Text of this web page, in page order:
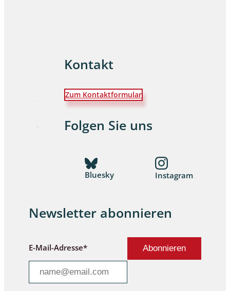
Kontakt
Zum Kontaktformular
Folgen Sie uns
Bluesky Instagram
Newsletter abonnieren
E-Mail-Adresse*